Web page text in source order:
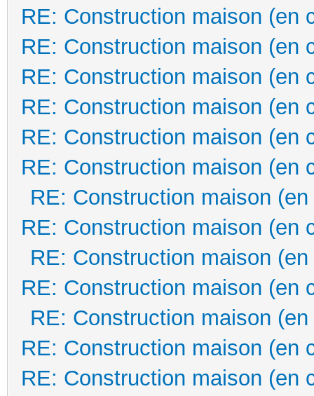
RE: Construction maison (en
RE: Construction maison (en
RE: Construction maison (en
RE: Construction maison (en
RE: Construction maison (en
RE: Construction maison (en
RE: Construction maison
RE: Construction maison (en
RE: Construction maison
RE: Construction maison (en
RE: Construction maison
RE: Construction maison (en
RE: Construction maison (en